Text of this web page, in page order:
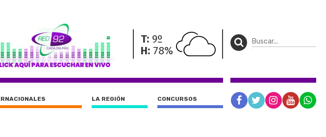
T: 9º
H: 78%
LA REGIÓN CONCURSOS